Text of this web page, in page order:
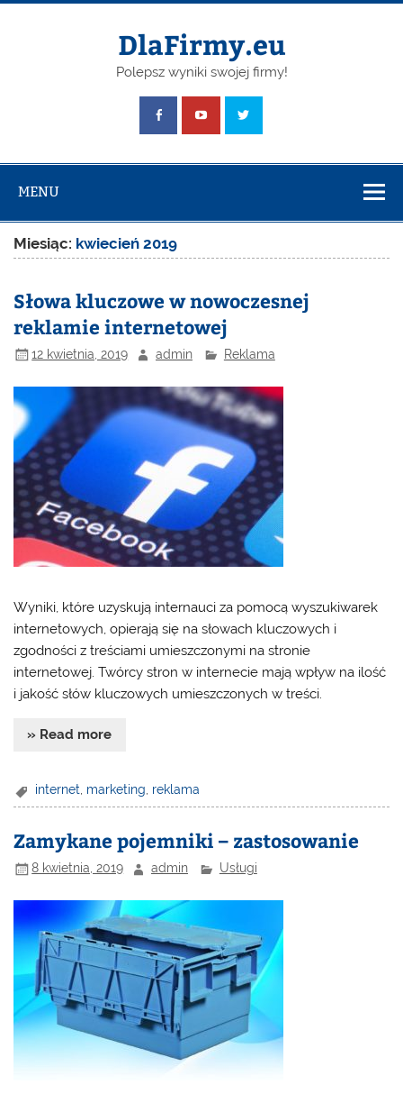
Skip
DlaFirmy.eu
Polepsz wyniki swojej firmy!
MENU
Miesiąc: kwiecień 2019
Słowa kluczowe w nowoczesnej
reklamie internetowej
12 kwietnia, 2019 admin Reklama
Wyniki, które uzyskują internauci za pomocą wyszukiwarek
internetowych, opierają się na słowach kluczowych i
zgodności z treściami umieszczonymi na stronie
internetowej. Twórcy stron w internecie mają wpływ na ilość
i jakość słów kluczowych umieszczonych w treści.
» Read more
internet, marketing, reklama
Zamykane pojemniki – zastosowanie
8 kwietnia, 2019 admin Usługi